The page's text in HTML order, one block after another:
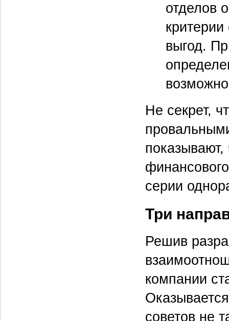
отделов
выгод.
Не секрет,
серии
Три
Решив
компании
советов не